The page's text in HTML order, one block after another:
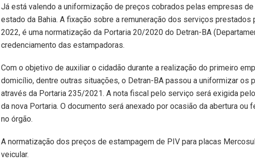
Já está valendo a uniformização de preços cobrados pelas empresas
estado da Bahia. A fixação sobre a remuneração dos serviços
2022, é uma normatização da Portaria 20/2020 do Detran-BA
credenciamento das estampadoras.
Com o objetivo de auxiliar o cidadão durante a realização do primeiro
domicílio, dentre outras situações, o Detran-BA passou a uniformizar
através da Portaria 235/2021. A nota fiscal pelo serviço será exigida
da nova Portaria. O documento será anexado por ocasião da abertura
no órgão.
A normatização dos preços de estampagem de PIV para placas
veicular.